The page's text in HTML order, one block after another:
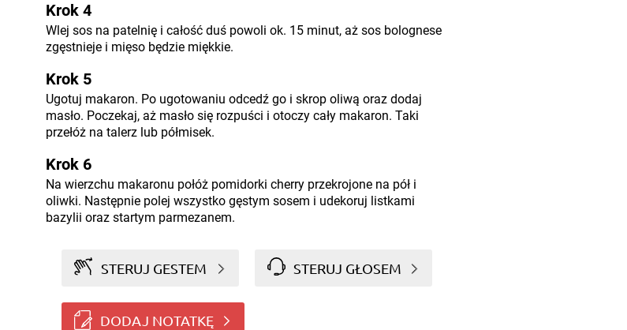
Krok 4
Wlej sos na patelnię i całość duś powoli ok. 15 minut, aż sos bolognese
zgęstnieje i mięso będzie miękkie.
Krok 5
Ugotuj makaron. Po ugotowaniu odcedź go i skrop oliwą oraz dodaj
masło. Poczekaj, aż masło się rozpuści i otoczy cały makaron. Taki
przełóż na talerz lub półmisek.
Krok 6
Na wierzchu makaronu połóż pomidorki cherry przekrojone na pół i
oliwki. Następnie polej wszystko gęstym sosem i udekoruj listkami
bazylii oraz startym parmezanem.
STERUJ GESTEM STERUJ GŁOSEM
DODAJ NOTATKĘ